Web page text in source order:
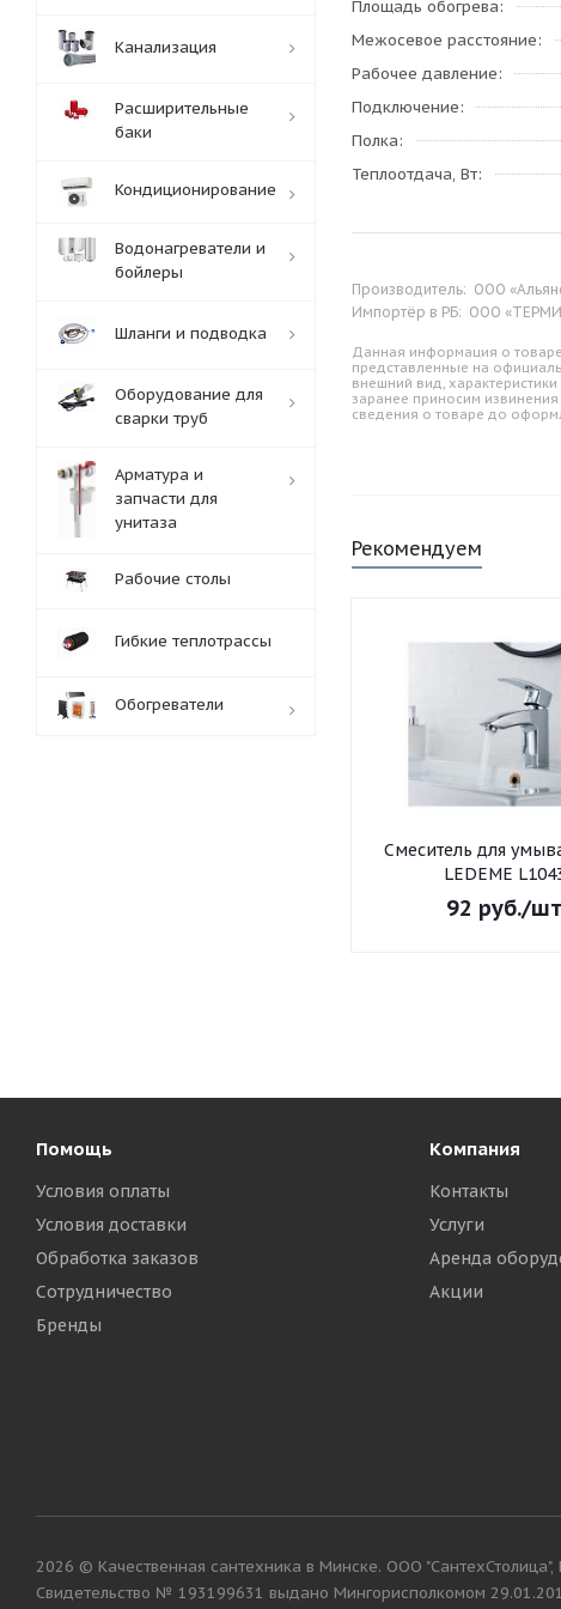
Площадь обогрева
Межосевое расстояние
Рабочее давление
Подключение
Полка
Теплоотдача, Вт
Производитель: ООО
Импортёр в РБ: ООО
Данная информация о
представленные на
внешний вид,
заранее приносим
сведения о товаре до
Рекомендуем
Смеситель для умывальника
LEDEME
92 руб./шт
Канализация
Расширительные
баки
Кондиционирование
Водонагреватели и
бойлеры
Шланги и подводка
Оборудование для
сварки труб
Арматура и
запчасти для
унитаза
Рабочие столы
Гибкие теплотрассы
Обогреватели
Помощь
Условия оплаты
Условия доставки
Обработка заказов
Сотрудничество
Бренды
Компания
Контакты
Услуги
Аренда
Акции
2026 © Качественная сантехника в Минске. ООО
Cвидетельство № 193199631 выдано Мингорисполкомом